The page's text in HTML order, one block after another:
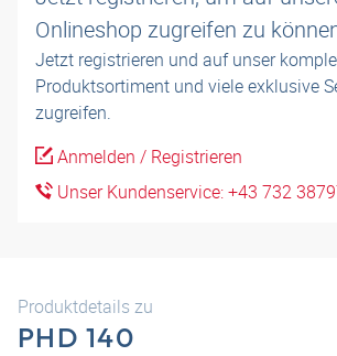
Onlineshop zugreifen zu
Jetzt registrieren und auf unser
Produktsortiment und viele exklusive
zugreifen.
Anmelden / Registrieren
Unser Kundenservice: +43 732
Produktdetails zu
PHD 140